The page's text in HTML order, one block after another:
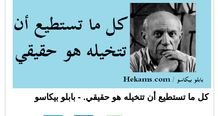
كل ما تستطيع أن تتخيله هو حقيقي. - بابلو بيكاسو